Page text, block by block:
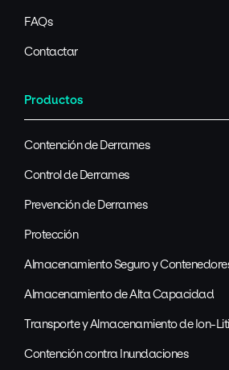
FAQs
Contactar
Productos
Contención de Derrames
Control de Derrames
Prevención de Derrames
Protección
Almacenamiento Seguro y
Almacenamiento de Alta Capacidad
Transporte y Almacenamiento de Ion-
Contención contra Inundaciones